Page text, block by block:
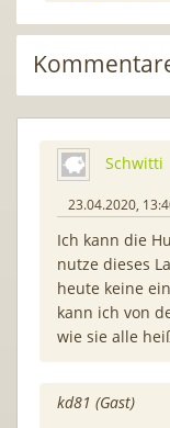
Schwitti
23.04.2020,
Ich kann die
nutze dieses
heute keine
kann ich von
wie sie alle
kd81 (Gast)